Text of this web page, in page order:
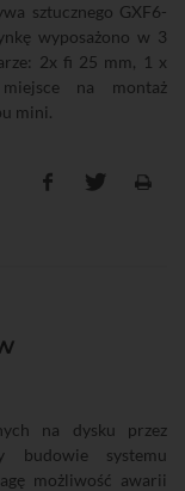
sztucznego GXF6-
wyposażono w 3
2x fi 25 mm, 1 x
na montaż
mini.
na dysku przez
budowie systemu
możliwość awarii